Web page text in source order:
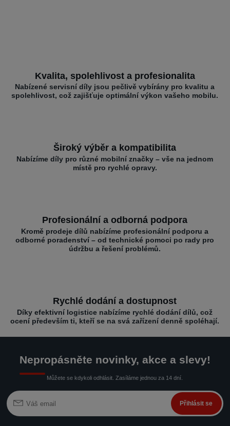
Kvalita, spolehlivost a profesionalita
Nabízené servisní díly jsou pečlivě vybírány pro kvalitu a
spolehlivost, což zajišťuje optimální výkon vašeho mobilu.
Široký výběr a kompatibilita
Nabízíme díly pro různé mobilní značky – vše na jednom
místě pro rychlé opravy.
Profesionální a odborná podpora
Kromě prodeje dílů nabízíme profesionální podporu a
odborné poradenství – od technické pomoci po rady pro
údržbu a řešení problémů.
Rychlé dodání a dostupnost
Díky efektivní logistice nabízíme rychlé dodání dílů, což
ocení především ti, kteří se na svá zařízení denně spoléhají.
Nepropásněte novinky, akce a slevy!
Můžete se kdykoli odhlásit. Zasíláme jednou za 14 dní.
Přihlásit se